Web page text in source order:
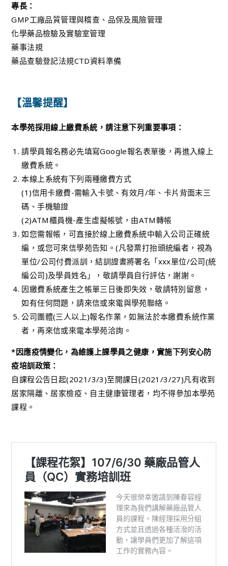
專長：
GMP工廠品質管理與稽查、品保及風險管理
化學藥品檢驗及實驗室管理
藥事法規
藥品查驗登記法規CTD資料準備
【溫馨提醒】
本學苑採用線上繳費系統，請注意下列重要事項：
請學員報名務必先填寫Google報名表單後，再進入線上
繳費系統。
本線上系統有下列兩種繳費方式
(1)信用卡繳費-需輸入卡號、有效月/年、卡片背面末三
碼、手機驗證
(2)ATM櫃員機-產生虛擬帳號，由ATM轉帳
如您需報帳，可直接於線上繳費系統中輸入公司正確統
編，或您可來信學苑告知。(凡發票打抬頭統編者，視為
單位/公司付費派訓，結訓證書將署名「xxx單位/公司(統
編公司)及學員姓名」，敬請學員自行評估，謝謝。
因繳費系統產生之帳單三日後即失效，敬請特別留意，
如有任何問題，請來信或來電與學苑聯絡。
公司團體(三人以上)報名作業，如無法於本繳費系統作業
者，再來信或來電本學苑洽詢。
*因應疫情變化，為維護上課學員之健康，實施下列安心防
疫培訓政策：
自課程公告日起(2021/3/3)至開課日(2021/3/27)凡有收到
居家隔離、居家檢疫、自主健康管理者，均不得參加本學苑
課程。